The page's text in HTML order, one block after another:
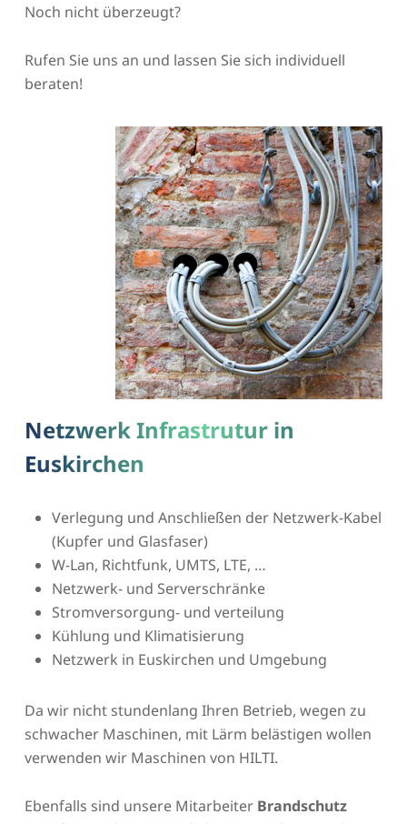
Noch nicht überzeugt?
Rufen Sie uns an und lassen Sie sich individuell
beraten!
Netzwerk Infrastrutur in
Euskirchen
Verlegung und Anschließen der Netzwerk-Kabel
(Kupfer und Glasfaser)
W-Lan, Richtfunk, UMTS, LTE, …
Netzwerk- und Serverschränke
Stromversorgung- und verteilung
Kühlung und Klimatisierung
Netzwerk in Euskirchen und Umgebung
Da wir nicht stundenlang Ihren Betrieb, wegen zu
schwacher Maschinen, mit Lärm belästigen wollen
verwenden wir Maschinen von HILTI.
Ebenfalls sind unsere Mitarbeiter Brandschutz